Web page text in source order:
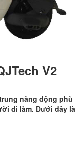
V2
năng động phù
đi làm. Dưới đây là